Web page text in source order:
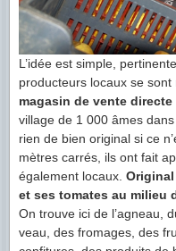
L’idée est simple,
producteurs locaux se
magasin de vente
village de 1 000 âmes
rien de bien original si ce
mètres carrés, ils ont fait
également locaux.
et ses tomates au milieu
On trouve ici de l’agneau,
veau, des fromages, des